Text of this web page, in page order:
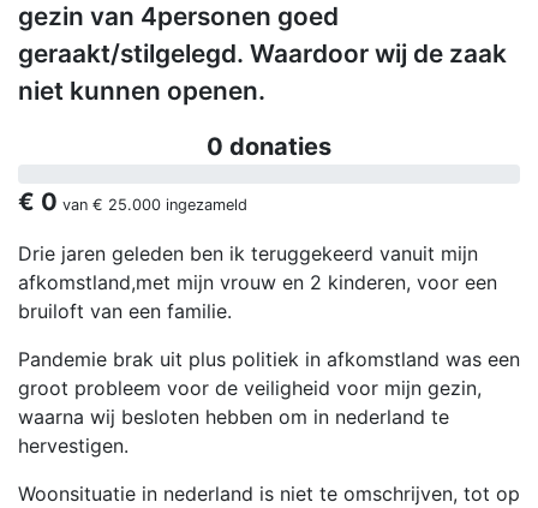
gezin van 4personen goed
geraakt/stilgelegd. Waardoor wij de zaak
niet kunnen openen.
0 donaties
€ 0 van € 25.000 ingezameld
Drie jaren geleden ben ik teruggekeerd vanuit mijn
afkomstland,met mijn vrouw en 2 kinderen, voor een
bruiloft van een familie.
Pandemie brak uit plus politiek in afkomstland was een
groot probleem voor de veiligheid voor mijn gezin,
waarna wij besloten hebben om in nederland te
hervestigen.
Woonsituatie in nederland is niet te omschrijven, tot op